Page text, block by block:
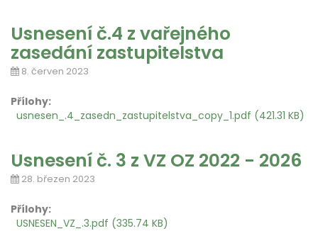
Usnesení č.4 z vařejného
zasedání zastupitelstva
8. červen 2023
Přílohy:
usnesen_.4_zasedn_zastupitelstva_copy_1.pdf (421.31 KB)
Usnesení č. 3 z VZ OZ 2022 - 2026
28. březen 2023
Přílohy:
USNESEN_VZ_.3.pdf (335.74 KB)